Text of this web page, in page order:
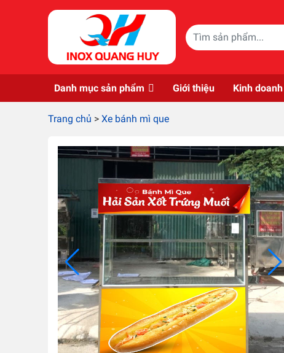
Danh mục sản phẩm Giới thiệu Kinh doanh
Trang chủ > Xe bánh mì que